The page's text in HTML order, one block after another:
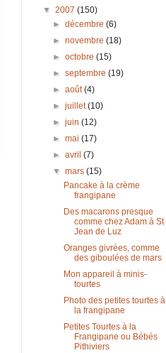
▼ 2007 (150)
►décembre(6)
►novembre(18)
►octobre(15)
►septembre(19)
►août(4)
►juillet(10)
►juin(12)
►mai(17)
►avril(7)
▼mars(15)
Pancake à la crème
frangipane
Des macarons presque
comme chez Adam à St
Jean de Luz
Oranges givrées, comme
des giboulées de mars
Mon appareil à minis-
tourtes
Photo des petites tourtes à
la frangipane
Petites Tourtes à la
Frangipane ou Bébés
Pithiviers